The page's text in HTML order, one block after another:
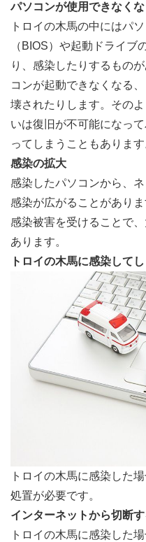
パソコンが使用できなく
トロイの木馬の中にはパ
（BIOS）や起動ドライブ
り、感染したりするもの
コンが起動できなくなる
壊されたりします。その
いは復旧が不可能になっ
ってしまうこともあります
感染の拡大
感染したパソコンから、
感染が広がることがあり
感染被害を受けることで
あります。
トロイの木馬に感染して
トロイの木馬に感染した
処置が必要です。
インターネットから切断す
トロイの木馬に感染した